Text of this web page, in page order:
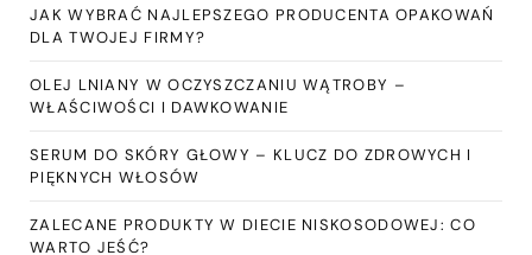
JAK WYBRAĆ NAJLEPSZEGO PRODUCENTA OPAKOWAŃ
DLA TWOJEJ FIRMY?
OLEJ LNIANY W OCZYSZCZANIU WĄTROBY –
WŁAŚCIWOŚCI I DAWKOWANIE
SERUM DO SKÓRY GŁOWY – KLUCZ DO ZDROWYCH I
PIĘKNYCH WŁOSÓW
ZALECANE PRODUKTY W DIECIE NISKOSODOWEJ: CO
WARTO JEŚĆ?